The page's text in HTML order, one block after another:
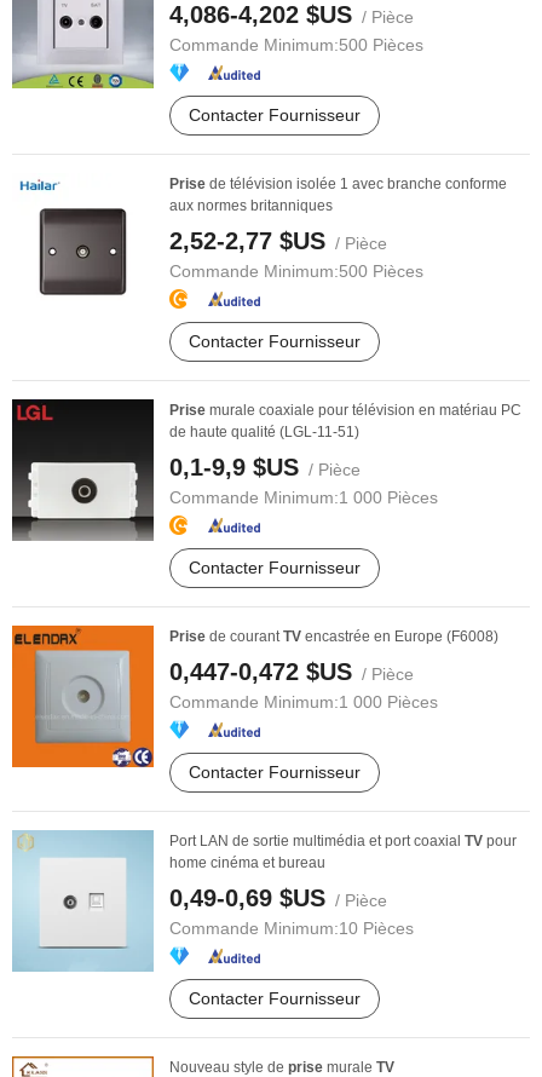
4,086-4,202 $US / Pièce
Commande Minimum:500 Pièces
Contacter Fournisseur
Prise de télévision isolée 1 avec branche conforme
aux normes britanniques
2,52-2,77 $US / Pièce
Commande Minimum:500 Pièces
Contacter Fournisseur
Prise murale coaxiale pour télévision en matériau PC
de haute qualité (LGL-11-51)
0,1-9,9 $US / Pièce
Commande Minimum:1 000 Pièces
Contacter Fournisseur
Prise de courantTV encastrée en Europe (F6008)
0,447-0,472 $US / Pièce
Commande Minimum:1 000 Pièces
Contacter Fournisseur
Port LAN de sortie multimédia et port coaxial TV pour
home cinéma et bureau
0,49-0,69 $US / Pièce
Commande Minimum:10 Pièces
Contacter Fournisseur
Nouveau style de prise murale TV